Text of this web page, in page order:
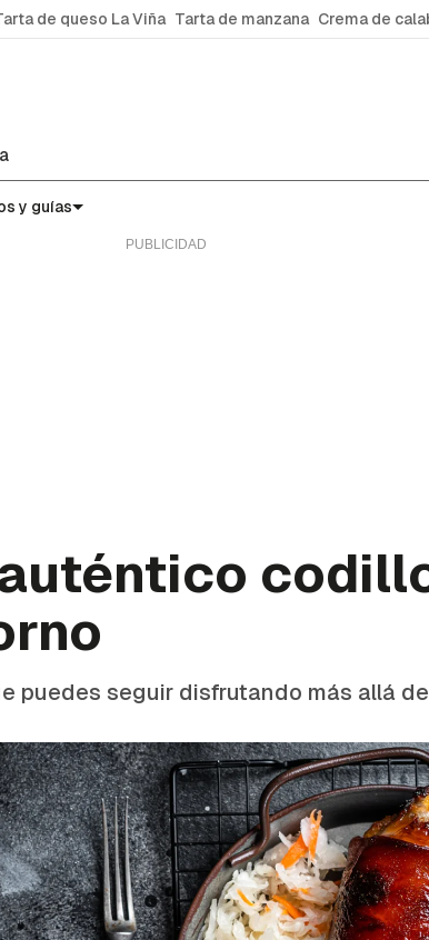
de queso La Viña Tarta de manzana Crema de
y guías
puedes seguir disfrutando más allá